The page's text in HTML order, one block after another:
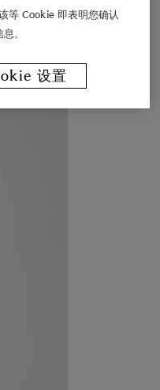
等 Cookie 即表明您确认
。
设置